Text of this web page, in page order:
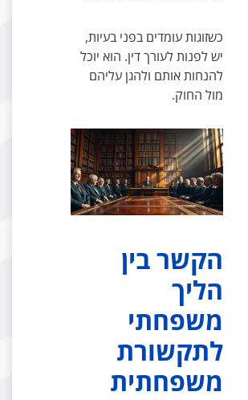
כשזוגות עומדים בפני בעיות,
יש לפנות לעורך דין. הוא יוכל
להנחות אותם ולהגן עליהם
מול החוק.
הקשר בין
הליך
משפחתי
לתקשורת
משפחתית